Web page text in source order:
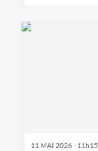
11 MAI 2026 - 11h15